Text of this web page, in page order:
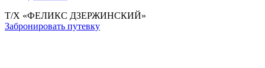
Т/Х «ФЕЛИКС ДЗЕРЖИНСКИЙ»
Забронировать путевку